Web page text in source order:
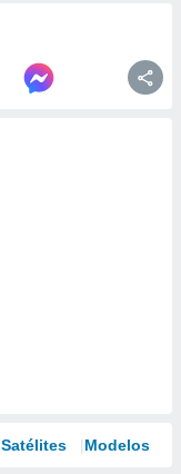
Satélites Modelos